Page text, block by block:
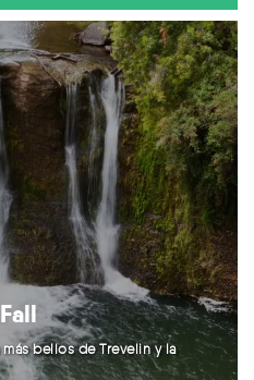
bellos de Trevelin y la